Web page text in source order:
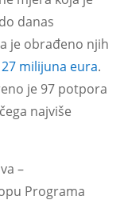
danas
je obrađeno njih
27 milijuna eura.
je 97 potpora
najviše
–
Programa